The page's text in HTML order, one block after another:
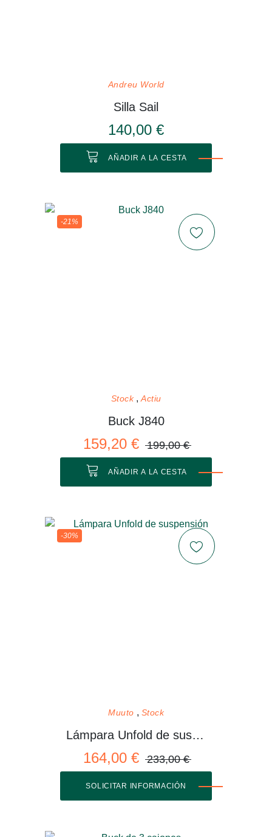
Andreu World
Silla Sail
140,00 €
AÑADIR A LA CESTA
-21%
Stock Actiu
Buck J840
159,20 € 199,00 €
AÑADIR A LA CESTA
-30%
Muuto Stock
Lámpara Unfold de suspensión
164,00 € 233,00 €
SOLICITAR INFORMACIÓN